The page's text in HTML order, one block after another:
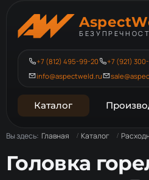
+7 (812) 495-99-20 +7 (921)
info@aspectweld.ru
Каталог
Вы здесь: Главная Каталог
Головка